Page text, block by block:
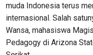
muda Indonesia terus
internasional. Salah
Wansa, mahasiswa
Pedagogy di Arizona